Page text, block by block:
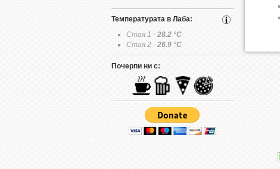
Температурата в Лаба:
Стая 1 - 28.2°C
Стая 2 - 26.9°C
Почерпи ни с: